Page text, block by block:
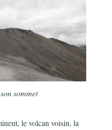
sommet
le volcan voisin, la